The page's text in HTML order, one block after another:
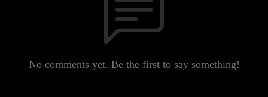
No comments yet. Be the first to say something!